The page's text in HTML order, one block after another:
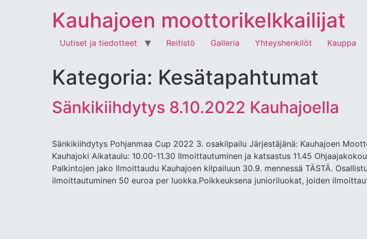
Kauhajoen moottorikelkkailijat
Uutiset ja tiedotteet Reitistö Galleria Yhteyshenkilöt Kauppa
Kategoria: Kesätapahtumat
Sänkikiihdytys 8.10.2022 Kauhajoella
Sänkikiihdytys Pohjanmaa Cup 2022 3. osakilpailu Järjestäjänä: Kauhajoen
Kauhajoki Aikataulu: 10.00-11.30 Ilmoittautuminen ja katsastus 11.45
Palkintojen jako Ilmoittaudu Kauhajoen kilpailuun 30.9. mennessä TÄSTÄ.
ilmoittautuminen 50 euroa per luokka.Poikkeuksena junioriluokat, joiden